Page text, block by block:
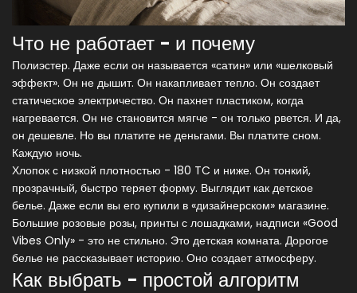
Что не работает - и почему
Полиэстер. Даже если он называется «сатин» или «шелковый
эффект». Он не дышит. Он накапливает тепло. Он создает
статическое электричество. Он пахнет пластиком, когда
нагревается. Он не становится мягче - он только рвется. И да,
он дешевле. Но вы платите не деньгами. Вы платите сном.
Каждую ночь.
Хлопок с низкой плотностью - 180 TC и ниже. Он тонкий,
прозрачный, быстро теряет форму. Выглядит как детское
белье. Даже если вы его купили в «дизайнерском» магазине.
Большие розовые розы, принты с лошадками, надписи «Good
Vibes Only» - это не стильно. Это детская комната. Дорогое
белье не рассказывает историю. Оно создает атмосферу.
Как выбрать - простой алгоритм